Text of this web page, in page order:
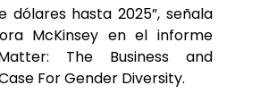
dólares hasta 2025”, señala
McKinsey en el informe
The Business and
For Gender Diversity.